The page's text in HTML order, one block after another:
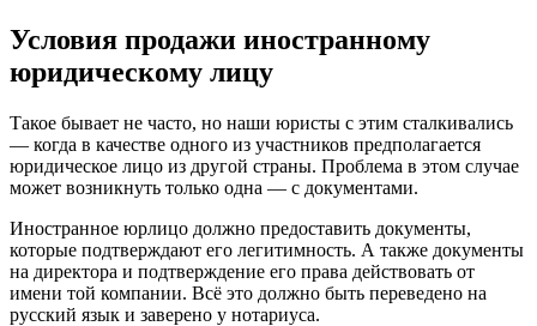
Условия продажи иностранному
юридическому лицу
Такое бывает не часто, но наши юристы с этим сталкивались
— когда в качестве одного из участников предполагается
юридическое лицо из другой страны. Проблема в этом случае
может возникнуть только одна — с документами.
Иностранное юрлицо должно предоставить документы,
которые подтверждают его легитимность. А также документы
на директора и подтверждение его права действовать от
имени той компании. Всё это должно быть переведено на
русский язык и заверено у нотариуса.